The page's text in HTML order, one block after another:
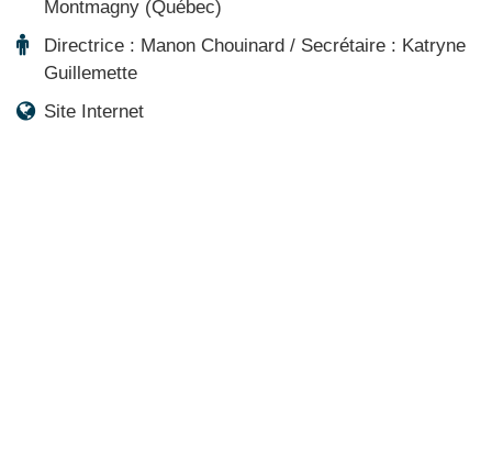
Montmagny (Québec)
Directrice : Manon Chouinard / Secrétaire : Katryne
Guillemette
Site Internet